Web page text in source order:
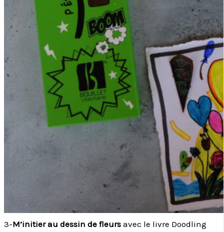
3-M’initier au dessin de fleurs avec le livre Doodling